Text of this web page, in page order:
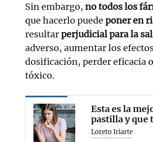
Sin embargo, no todos los
que hacerlo puede poner en
resultarperjudicial para la
adverso, aumentar los
dosificación, perder eficacia
tóxico.
Esta es la
pastilla y que
Loreto Iriarte